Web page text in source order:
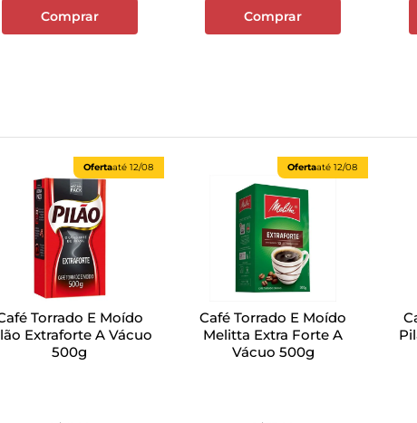
Comprar Comprar
Ofertaaté12/08
Torrado E Moído
Extraforte A Vácuo
500g
Ofertaaté12/08
Café Torrado E Moído
Melitta Extra Forte A
Vácuo 500g